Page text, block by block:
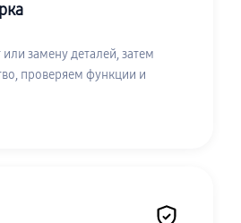
замену деталей, затем
проверяем функции и